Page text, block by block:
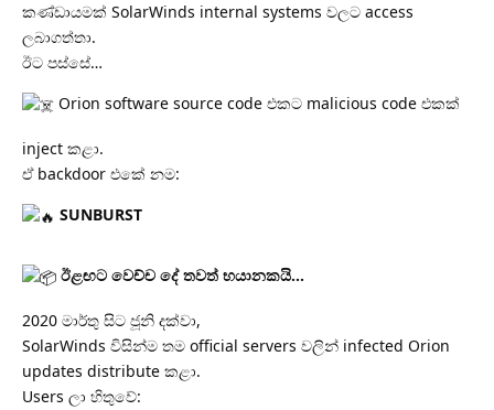
කණ්ඩායමක් SolarWinds internal systems වලට access
ලබාගත්තා.
ඊට පස්සේ…
Orion software source code එකට malicious code එකක්
inject කළා.
ඒ backdoor එකේ නම:
SUNBURST
ඊළඟට වෙච්ච දේ තවත් භයානකයි…
2020 මාර්තු සිට ජූනි දක්වා,
SolarWinds විසින්ම තම official servers වලින් infected Orion
updates distribute කළා.
Users ලා හිතුවේ: